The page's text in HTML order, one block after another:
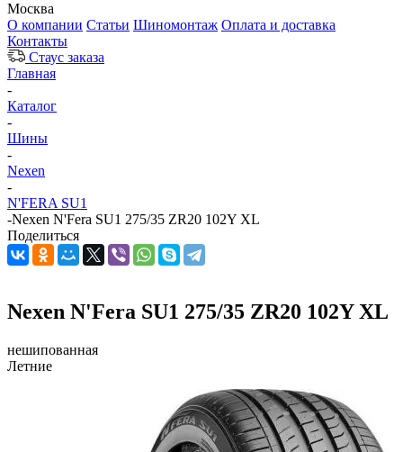
Москва
О компании Статьи Шиномонтаж Оплата и доставка
Контакты
Стаус заказа
Главная
-
Каталог
-
Шины
-
Nexen
-
N'FERA SU1
-Nexen N'Fera SU1 275/35 ZR20 102Y XL
Поделиться
Nexen N'Fera SU1 275/35 ZR20 102Y XL
нешипованная
Летние